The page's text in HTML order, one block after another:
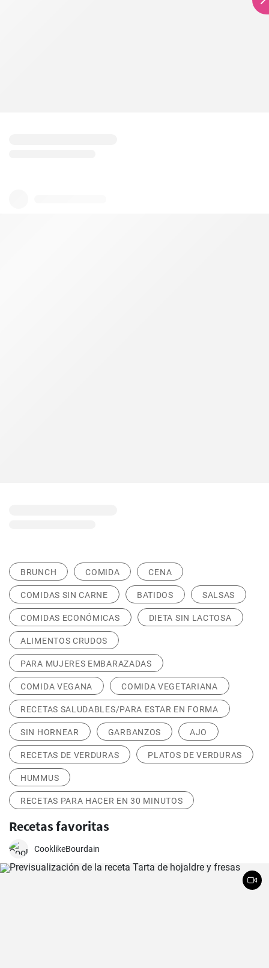
BRUNCH COMIDA CENA
COMIDAS SIN CARNE BATIDOS SALSAS
COMIDAS ECONÓMICAS DIETA SIN LACTOSA
ALIMENTOS CRUDOS
PARA MUJERES EMBARAZADAS
COMIDA VEGANA COMIDA VEGETARIANA
RECETAS SALUDABLES/PARA ESTAR EN FORMA
SIN HORNEAR GARBANZOS AJO
RECETAS DE VERDURAS PLATOS DE VERDURAS
HUMMUS
RECETAS PARA HACER EN 30 MINUTOS
Recetas favoritas
CooklikeBourdain